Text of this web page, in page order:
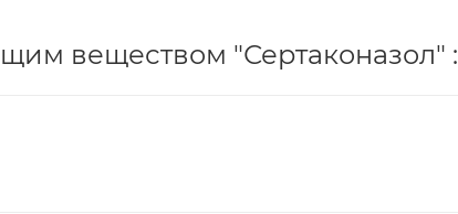
веществом "Сертаконазол" :